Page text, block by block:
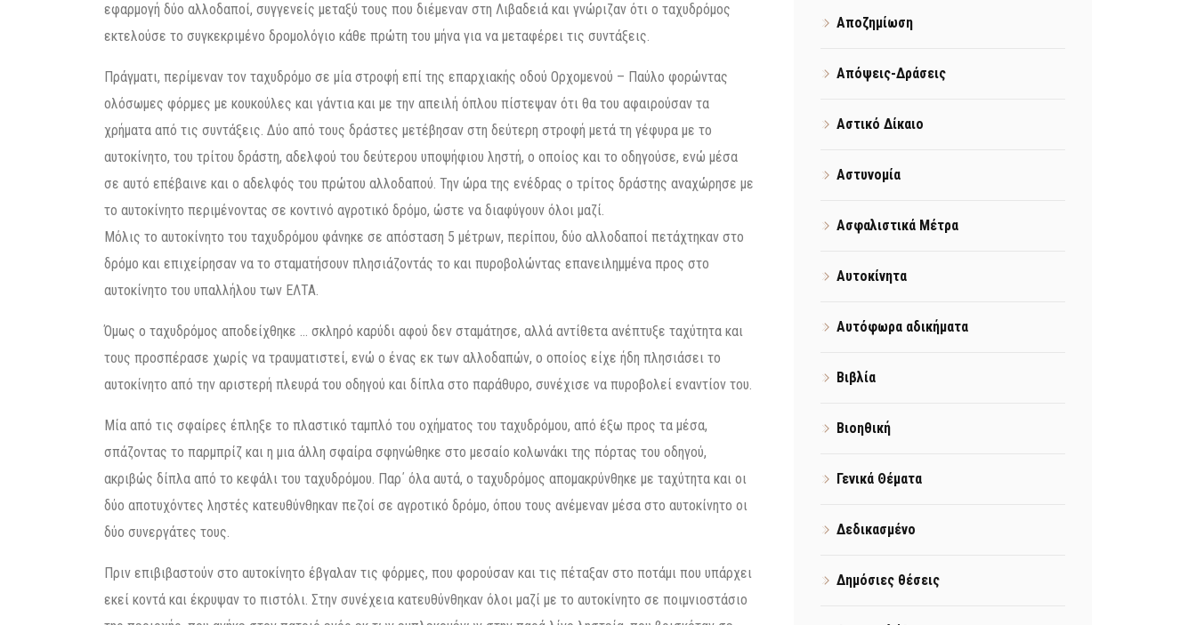
εφαρμογή δύο αλλοδαποί, συγγενείς μεταξύ τους που διέμεναν στη Λιβαδειά και γνώριζαν ότι ο ταχυδρόμος
εκτελούσε το συγκεκριμένο δρομολόγιο κάθε πρώτη του μήνα για να μεταφέρει τις συντάξεις.
Πράγματι, περίμεναν τον ταχυδρόμο σε μία στροφή επί της επαρχιακής οδού Ορχομενού – Παύλο φορώντας
ολόσωμες φόρμες με κουκούλες και γάντια και με την απειλή όπλου πίστεψαν ότι θα του αφαιρούσαν τα
χρήματα από τις συντάξεις. Δύο από τους δράστες μετέβησαν στη δεύτερη στροφή μετά τη γέφυρα με το
αυτοκίνητο, του τρίτου δράστη, αδελφού του δεύτερου υποψήφιου ληστή, ο οποίος και το οδηγούσε, ενώ μέσα
σε αυτό επέβαινε και ο αδελφός του πρώτου αλλοδαπού. Την ώρα της ενέδρας ο τρίτος δράστης αναχώρησε με
το αυτοκίνητο περιμένοντας σε κοντινό αγροτικό δρόμο, ώστε να διαφύγουν όλοι μαζί.
Μόλις το αυτοκίνητο του ταχυδρόμου φάνηκε σε απόσταση 5 μέτρων, περίπου, δύο αλλοδαποί πετάχτηκαν στο
δρόμο και επιχείρησαν να το σταματήσουν πλησιάζοντάς το και πυροβολώντας επανειλημμένα προς στο
αυτοκίνητο του υπαλλήλου των ΕΛΤΑ.
Όμως ο ταχυδρόμος αποδείχθηκε … σκληρό καρύδι αφού δεν σταμάτησε, αλλά αντίθετα ανέπτυξε ταχύτητα και
τους προσπέρασε χωρίς να τραυματιστεί, ενώ ο ένας εκ των αλλοδαπών, ο οποίος είχε ήδη πλησιάσει το
αυτοκίνητο από την αριστερή πλευρά του οδηγού και δίπλα στο παράθυρο, συνέχισε να πυροβολεί εναντίον του.
Μία από τις σφαίρες έπληξε το πλαστικό ταμπλό του οχήματος του ταχυδρόμου, από έξω προς τα μέσα,
σπάζοντας το παρμπρίζ και η μια άλλη σφαίρα σφηνώθηκε στο μεσαίο κολωνάκι της πόρτας του οδηγού,
ακριβώς δίπλα από το κεφάλι του ταχυδρόμου. Παρ΄ όλα αυτά, ο ταχυδρόμος απομακρύνθηκε με ταχύτητα και οι
δύο αποτυχόντες ληστές κατευθύνθηκαν πεζοί σε αγροτικό δρόμο, όπου τους ανέμεναν μέσα στο αυτοκίνητο οι
δύο συνεργάτες τους.
Πριν επιβιβαστούν στο αυτοκίνητο έβγαλαν τις φόρμες, που φορούσαν και τις πέταξαν στο ποτάμι που υπάρχει
εκεί κοντά και έκρυψαν το πιστόλι. Στην συνέχεια κατευθύνθηκαν όλοι μαζί με το αυτοκίνητο σε ποιμνιοστάσιο
Αποζημίωση
Απόψεις-Δράσεις
Αστικό Δίκαιο
Αστυνομία
Ασφαλιστικά Μέτρα
Αυτοκίνητα
Αυτόφωρα αδικήματα
Βιβλία
Βιοηθική
Γενικά Θέματα
Δεδικασμένο
Δημόσιες θέσεις